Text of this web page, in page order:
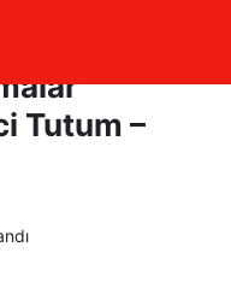
Kriz
Tutum –